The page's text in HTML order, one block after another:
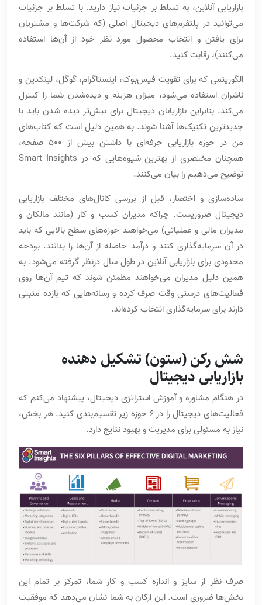
بازاریابی آنلاین، به تسلط بر جزئیات نیاز دارید. با تسلط بر جزئیات
می‌توانید در پلتفرم‌های دیجیتال اصلی (که شرکت‌ها و مشتریان
برای یافتن و انتخاب محصول مورد نظر خود از آن‌ها استفاده
می‌کنند)، رقابت کنید.
الگوریتمی که برای تقویت فیس‌بوک، اینستاگرام، گوگل، لینکدین و
ناشران استفاده می‌شود، میزان هزینه و دیده‌شدن شما را کنترل
می‌کند. بنابراین بازاریابان دیجیتال برای بیش‌تر دیده شدن باید با
جدیدترین تکنیک‌ها آشنا شوند. به همین دلیل است که کتاب‌های
من در حوزه بازاریابی حرفه‌ای با داشتن بیش از 500 صفحه،
همچنان مختصری از بهترین شیوه‌هایی که در Smart Insights
توضیح می‌دهیم را بیان می‌کنند.
ساده‌سازی و اختصار، قبل از بررسی کانال‌های مختلف بازاریابی
دیجیتال ضروریست. چراکه مدیران کسب و کار (مانند مالکان و
مدیران مالی و عملیاتی) می‌خواهند حوزه‌های سطح بالایی که باید
در آن سرمایه‌گذاری کنند و درآمد حاصله از آن‌ها را بدانند. بودجه
محدودی برای بازاریابی آنلاین در طول سال درنظر گرفته می‌شود. به
همین دلیل مدیران می‌خواهند مطمئن شوند که تیم آن‌ها روی
فعالیت‌های درستی وقت صرف کرده و رسانه‌هایی که بازده مثبتی
دارند برای سرمایه‌گذاری انتخاب کرد‌ه‌اند.
شش رکن (ستون) تشکیل دهنده
بازاریابی دیجیتال
در هنگام مشاوره و آموزش استراتژی دیجیتال، پیشنهاد می‌کنم که
فعالیت‌های دیجیتال را در 6 حوزه زیر تقسیم‌بندی کنید. هر بخش،
نیاز به مسئولی برای مدیریت و بهبود نتایج دارد.
صرف نظر از سایز و اندازه کسب و کار شما، تمرکز بر تمام این
بخش‌ها ضروری است. این ارکان به شما نشان می‌دهد که موفقیت